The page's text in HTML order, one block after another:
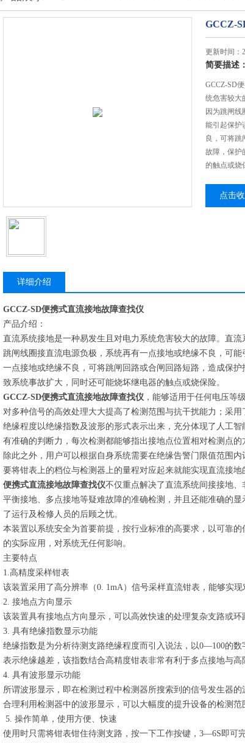
GCCZ-
更新时间：
简要描述：
GCCZ-SD
统危害较大
因为跳闸线
能引起保护
良，可将跳
故障，保护
的触点或烧
点击
详细介绍
GCCZ-SD便携式直流接地故障查找仪
产品介绍：
直流系统接地是一种易发生且对电力系统危害较大的故障。直
跳闸线圈接直流电源负极，系统再有一点接地或绝缘不良，可
一点接地或绝缘不良，可将跳闸回路或合闸回路短路，造成保
致系统事故扩大，同时还可能烧坏继电器的触点或烧保险。
GCCZ-SD便携式直流接地故障查找仪 ，能够适用于任何电压等
对多种信号的高效处理大大提高了检测范围与抗干扰能力；采
绝缘程度以绝缘指数及波形的形式表示出来，充分体现了人工
有准确的判断力，每次检测都能够指出接地点位置相对检测点的
除此之外，用户可以根据自身系统需要在绝缘告警门限值范围
要将钳表上的档位与检测器上的量程对应起来就能实现直流接地
便携式直流接地故障查找仪不仅重点解决了直流系统间接接地
平衡接地、多点接地等疑难故障的准确检测，并且还能准确的
了运行及检修人员的后顾之忧。
本装置以系统安全为首要前提，按行业标准的高要求，以可靠
的实际应用，对系统无任何影响。
主要特点
1.高精度采样钳表
该装置采用了高分辨率（0. 1mA）信号采样直流钳表，能够实现
2. 接地点方向显示
该装置具有接地点方向显示，可以高效快速的处理复杂支路或环
3. 具有绝缘指数显示功能
绝缘指数是为分析待测支路绝缘程度而引入说法，以0—100的
表示绝缘越差，该指数结合高精度钳表非常有利于多点接地与高
4. 具有波形显示功能
所谓波形显示，即在检测过程中检测器所搜索到的信号发生器
合理利用检测器中的波形显示，可以大幅度的提升设备的检测范
5. 操作简单，使用方便、快速
使用时只需将钳表钳住待测支路，按一下工作按键，3—6S即可